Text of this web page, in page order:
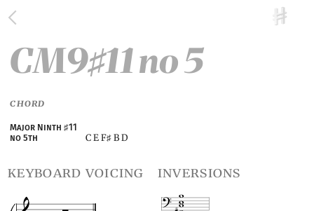
CM9♯11 no 5
CHORD
Major Ninth♯11
no 5th
C E F♯ B D
keyboard voicing inversions